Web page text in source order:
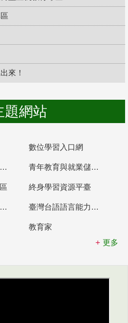
來！
題網站
數位學習入口網
教育部統計處電子書櫃 青年教育與就業儲蓄帳戶
終身學習資源平臺
教育部高中等以下學校及幼兒園教師資格檢定考試 臺灣台語語言能力認證網站
教育家
更多